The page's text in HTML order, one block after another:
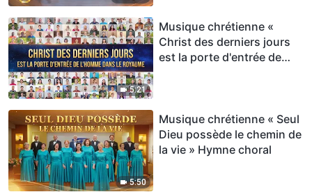
5:21
Musique chrétienne «
Christ des derniers jours
est la porte d'entrée de
5:50
Musique chrétienne « Seul
Dieu possède le chemin de
la vie » Hymne choral